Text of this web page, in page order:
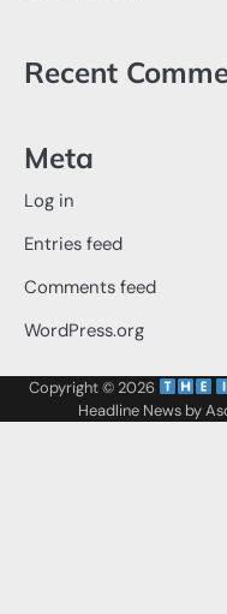
Recent
Meta
Log in
Entries feed
Comments feed
WordPress.org
Copyright © 2026
Headline News by